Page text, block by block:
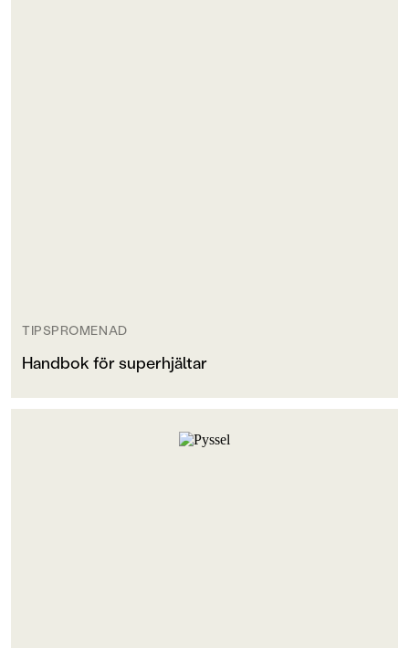
TIPSPROMENAD
Handbok för superhjältar